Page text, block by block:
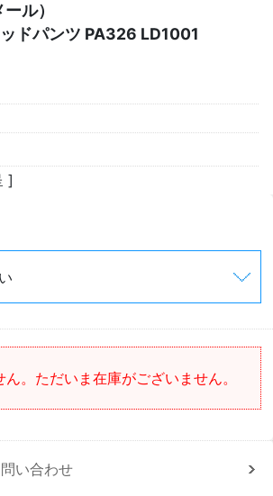
ル）
ドパンツ PA326 LD1001
]
。ただいま在庫がございません。
い合わせ